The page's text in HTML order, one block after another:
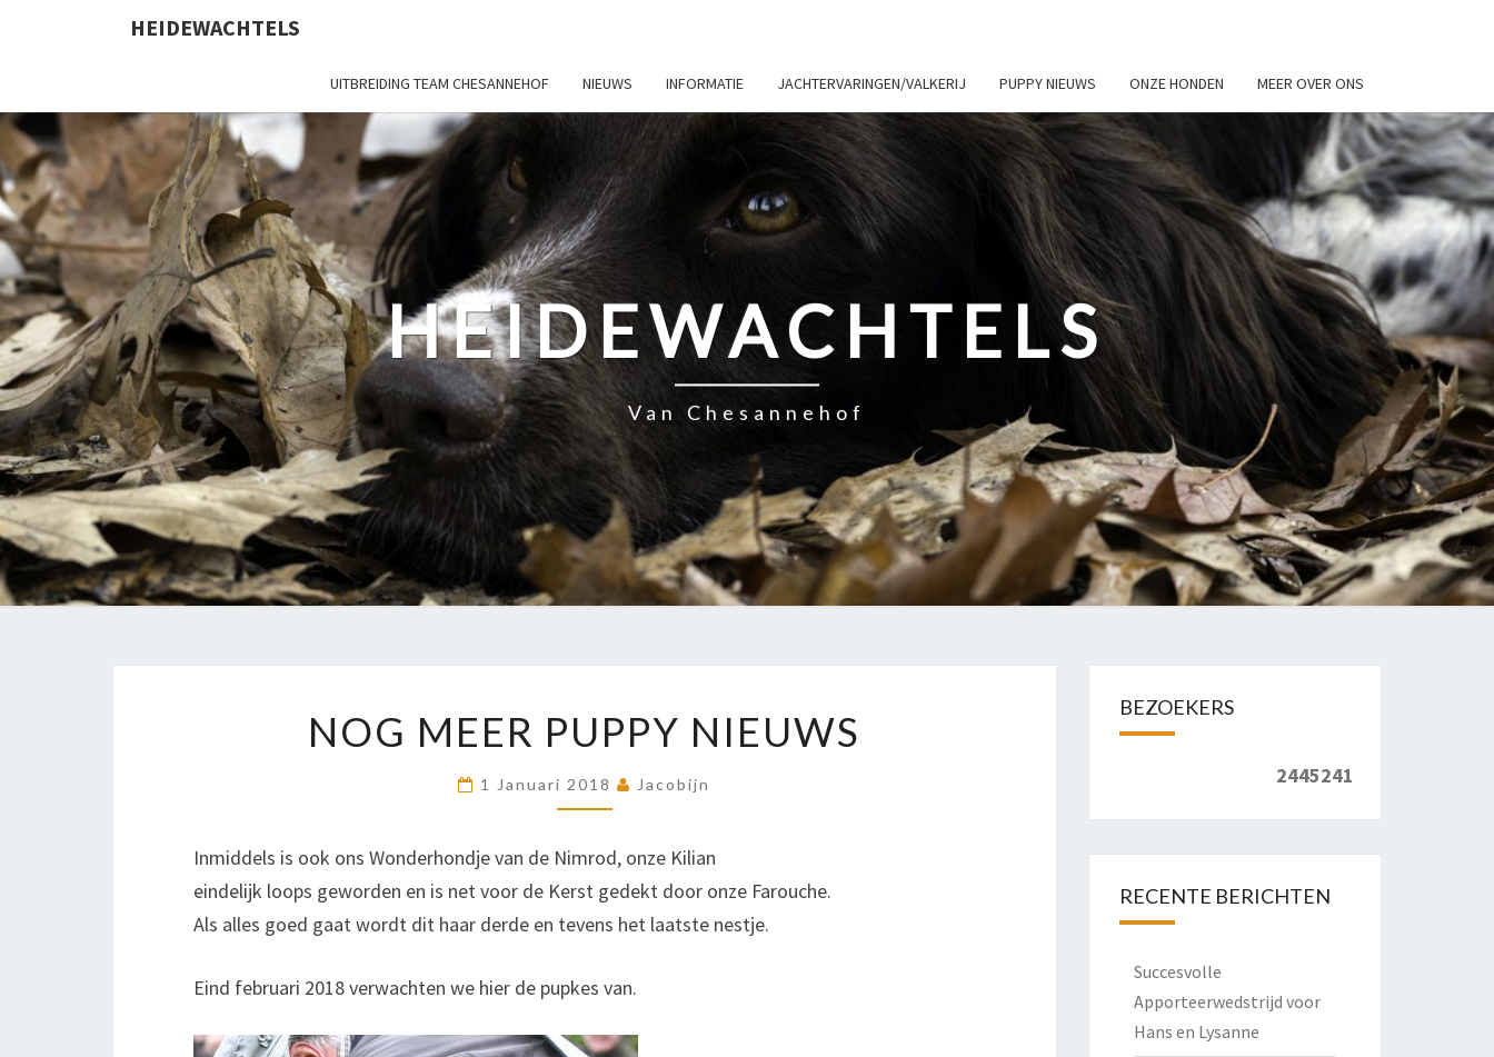
HEIDEWACHTELS
UITBREIDING TEAM CHESANNEHOF NIEUWS INFORMATIE JACHTERVARINGEN/VALKERIJ PUPPY NIEUWS ONZE HONDEN MEER OVER ONS
HEIDEWACHTELS
Van Chesannehof
MEER
NOG MEER PUPPY NIEUWS
1 Januari 2018 Jacobijn
Inmiddels is ook ons Wonderhondje van de Nimrod, onze Kilian
eindelijk loops geworden en is net voor de Kerst gedekt door onze Farouche.
Als alles goed gaat wordt dit haar derde en tevens het laatste nestje.
Eind februari 2018 verwachten we hier de pupkes van.
BEZOEKERS
2445241
RECENTE BERICHTEN
Succesvolle
Apporteerwedstrijd voor
Hans en Lysanne